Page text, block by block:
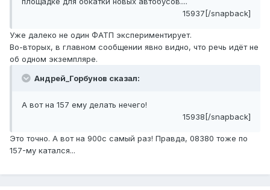
15937[/snapback]
Уже далеко не один ФАТП экспериментирует.
Во-вторых, в главном сообщении явно видно, что речь идёт не
об одном экземпляре.
Андрей_Горбунов сказал:
А вот на 157 ему делать нечего!
15938[/snapback]
Это точно. А вот на 900с самый раз! Правда, 08380 тоже по
157-му катался...